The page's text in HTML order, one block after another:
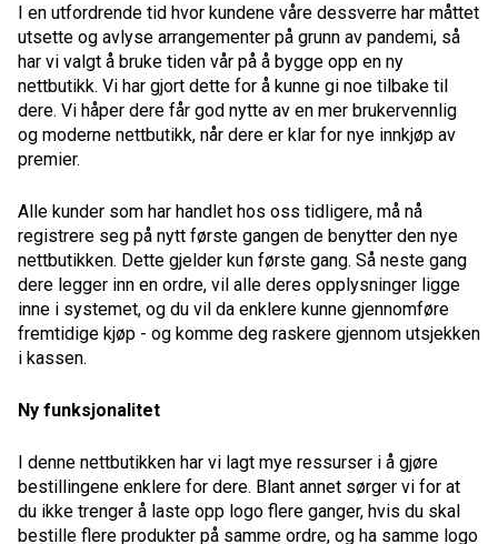
I en utfordrende tid hvor kundene våre dessverre har måttet
utsette og avlyse arrangementer på grunn av pandemi, så
har vi valgt å bruke tiden vår på å bygge opp en ny
nettbutikk. Vi har gjort dette for å kunne gi noe tilbake til
dere. Vi håper dere får god nytte av en mer brukervennlig
og moderne nettbutikk, når dere er klar for nye innkjøp av
premier.
Alle kunder som har handlet hos oss tidligere, må nå
registrere seg på nytt første gangen de benytter den nye
nettbutikken. Dette gjelder kun første gang. Så neste gang
dere legger inn en ordre, vil alle deres opplysninger ligge
inne i systemet, og du vil da enklere kunne gjennomføre
fremtidige kjøp - og komme deg raskere gjennom utsjekken
i kassen.
Ny funksjonalitet
I denne nettbutikken har vi lagt mye ressurser i å gjøre
bestillingene enklere for dere. Blant annet sørger vi for at
du ikke trenger å laste opp logo flere ganger, hvis du skal
bestille flere produkter på samme ordre, og ha samme logo